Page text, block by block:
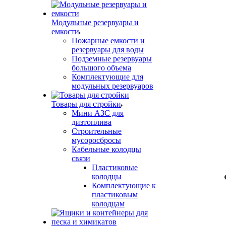
Модульные резервуары и
емкости
Пожарные емкости и
резервуары для воды
Подземные резервуары
большого объема
Комплектующие для
модульных резервуаров
Товары для стройки
Мини АЗС для
дизтоплива
Строительные
мусоросбросы
Кабельные колодцы
связи
Пластиковые
колодцы
Комплектующие к
пластиковым
колодцам